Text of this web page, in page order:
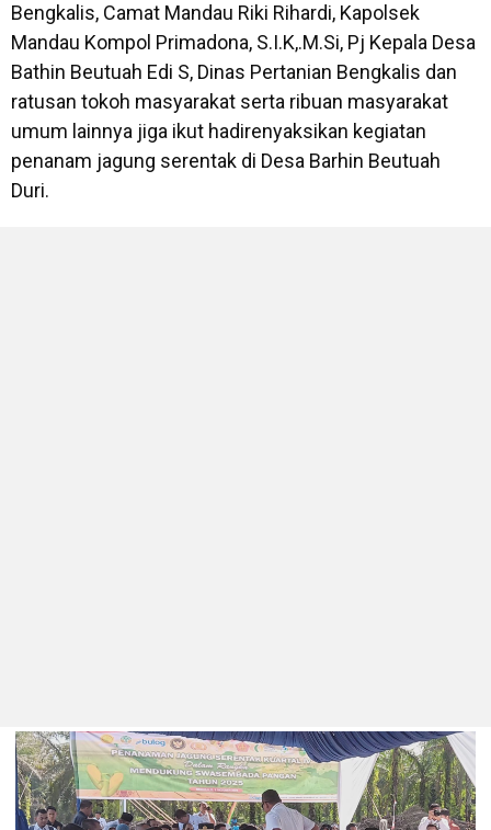
Bengkalis, Camat Mandau Riki Rihardi, Kapolsek
Mandau Kompol Primadona, S.I.K,.M.Si, Pj Kepala Desa
Bathin Beutuah Edi S, Dinas Pertanian Bengkalis dan
ratusan tokoh masyarakat serta ribuan masyarakat
umum lainnya jiga ikut hadirenyaksikan kegiatan
penanam jagung serentak di Desa Barhin Beutuah
Duri.